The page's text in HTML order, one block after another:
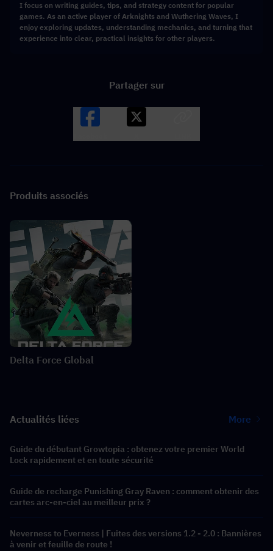
I focus on writing guides, tips, and strategy content for popular
games. As an active player of Arknights and Wuthering Waves, I
enjoy exploring updates, understanding mechanics, and turning that
experience into clear, practical insights for other players.
Partager sur
Produits associés
Delta Force Global
Actualités liées More
Guide du débutant Growtopia : obtenez votre premier World
Lock rapidement et en toute sécurité
Guide de recharge Punishing Gray Raven : comment obtenir des
cartes arc-en-ciel au meilleur prix ?
Neverness to Everness | Fuites des versions 1.2 - 2.0 : Bannières
à venir et feuille de route !